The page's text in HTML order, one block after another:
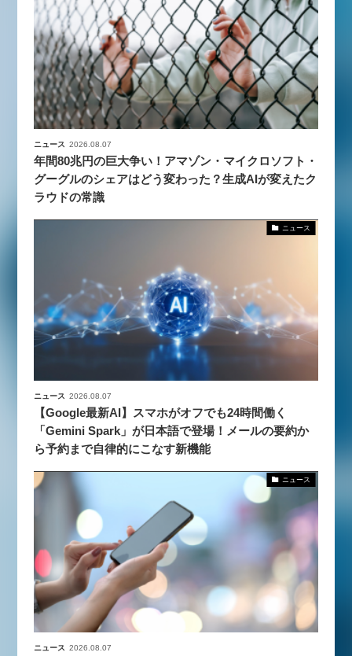
ニュース 2026.08.07
年間80兆円の巨大争い！アマゾン・マイクロソフト・
グーグルのシェアはどう変わった？生成AIが変えたク
ラウドの常識
ニュース
ニュース 2026.08.07
【Google最新AI】スマホがオフでも24時間働く
「Gemini Spark」が日本語で登場！メールの要約か
ら予約まで自律的にこなす新機能
ニュース
ニュース 2026.08.07